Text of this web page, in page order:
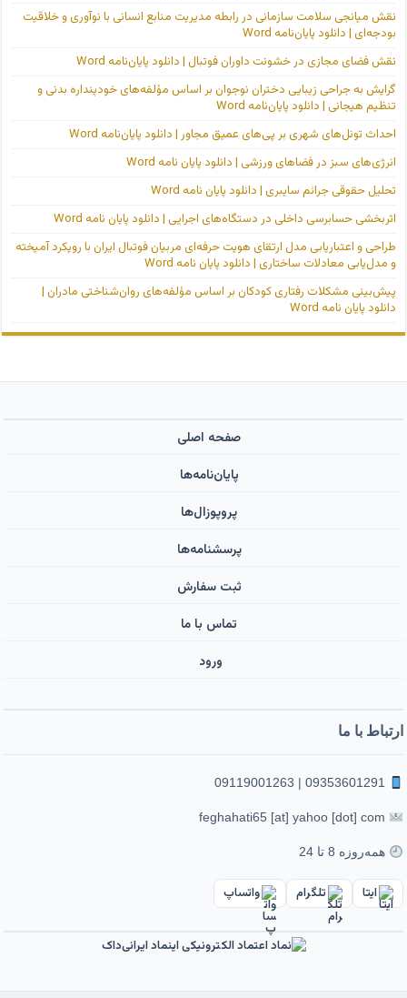
نقش میانجی سلامت سازمانی در رابطه مدیریت منابع انسانی با نوآوری و خلاقیت
بودجه‌ای | دانلود پایان‌نامه Word
نقش فضای مجازی در خشونت داوران فوتبال | دانلود پایان‌نامه Word
گرایش به جراحی زیبایی دختران نوجوان بر اساس مؤلفه‌های خودپنداره بدنی و
تنظیم هیجانی | دانلود پایان‌نامه Word
احداث تونل‌های شهری بر پی‌های عمیق مجاور | دانلود پایان‌نامه Word
انرژی‌های سبز در فضاهای ورزشی | دانلود پایان نامه Word
تحلیل حقوقی جرائم سایبری | دانلود پایان نامه Word
اثربخشی حسابرسی داخلی در دستگاه‌های اجرایی | دانلود پایان نامه Word
طراحی و اعتباریابی مدل ارتقای هویت حرفه‌ای مربیان فوتبال ایران با رویکرد آمیخته
و مدل‌یابی معادلات ساختاری | دانلود پایان نامه Word
پیش‌بینی مشکلات رفتاری کودکان بر اساس مؤلفه‌های روان‌شناختی مادران |
دانلود پایان نامه Word
صفحه اصلی
پایان‌نامه‌ها
پروپوزال‌ها
پرسشنامه‌ها
ثبت سفارش
تماس با ما
ورود ‌
ارتباط با ما
همه‌روزه 8 تا 24
ایتا تلگرام واتساپ